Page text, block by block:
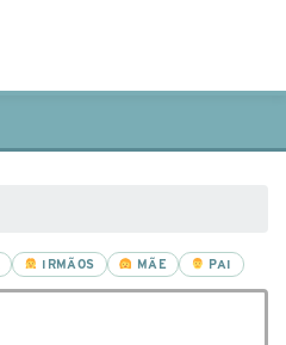
IRMÃOS MÃE PAI